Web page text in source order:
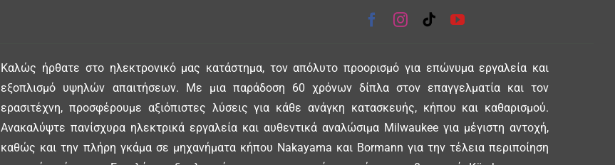
Καλώς ήρθατε στο ηλεκτρονικό μας κατάστημα, τον απόλυτο προορισμό για επώνυμα εργαλεία και
εξοπλισμό υψηλών απαιτήσεων. Με μια παράδοση 60 χρόνων δίπλα στον επαγγελματία και τον
ερασιτέχνη, προσφέρουμε αξιόπιστες λύσεις για κάθε ανάγκη κατασκευής, κήπου και καθαρισμού.
Ανακαλύψτε πανίσχυρα ηλεκτρικά εργαλεία και αυθεντικά αναλώσιμα Milwaukee για μέγιστη αντοχή,
καθώς και την πλήρη γκάμα σε μηχανήματα κήπου Nakayama και Bormann για την τέλεια περιποίηση